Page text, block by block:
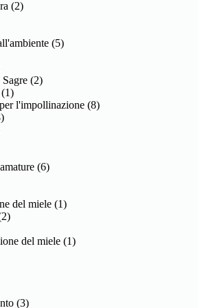
(2)
(5)
(2)
(1)
l'impollinazione (8)
(6)
del miele (1)
del miele (1)
(3)